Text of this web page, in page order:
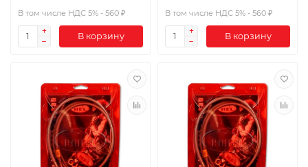
В том числе НДС 5% - 560 ₽
В корзину
В том числе НДС 5% - 560 ₽
В корзину